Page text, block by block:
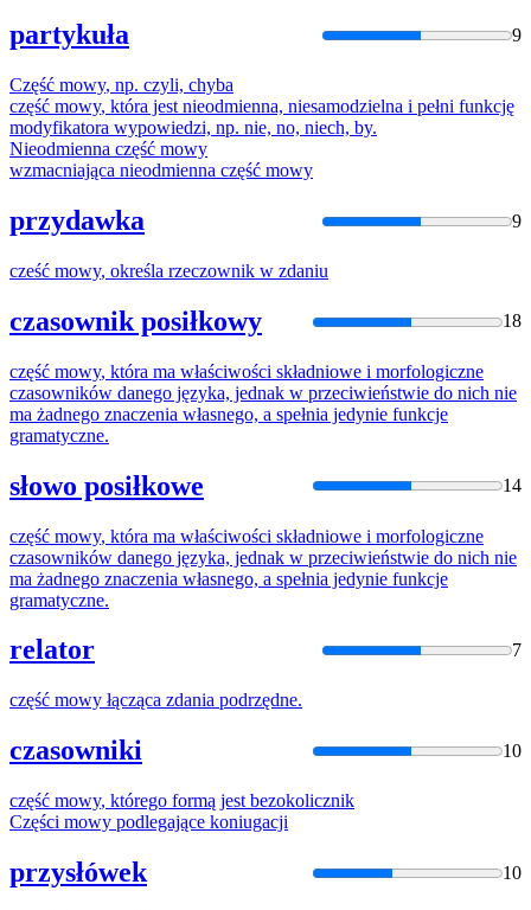
partykuła 9
Część mowy, np. czyli, chyba
część mowy, która jest nieodmienna, niesamodzielna i pełni funkcję
modyfikatora wypowiedzi, np. nie, no, niech, by.
Nieodmienna część mowy
wzmacniająca nieodmienna część mowy
przydawka 9
cześć mowy, określa rzeczownik w zdaniu
czasownik posiłkowy 18
część mowy, która ma właściwości składniowe i morfologiczne
czasowników danego języka, jednak w przeciwieństwie do nich nie
ma żadnego znaczenia własnego, a spełnia jedynie funkcje
gramatyczne.
słowo posiłkowe 14
część mowy, która ma właściwości składniowe i morfologiczne
czasowników danego języka, jednak w przeciwieństwie do nich nie
ma żadnego znaczenia własnego, a spełnia jedynie funkcje
gramatyczne.
relator 7
część mowy łącząca zdania podrzędne.
czasowniki 10
część mowy, którego formą jest bezokolicznik
Części mowy podlegające koniugacji
przysłówek 10